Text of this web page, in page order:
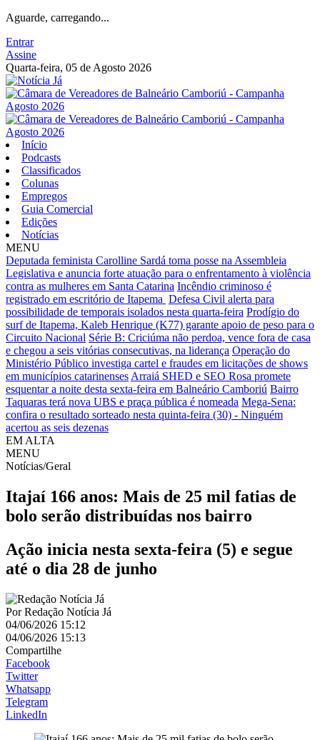
Aguarde, carregando...
Entrar
Assine
Quarta-feira, 05 de Agosto 2026
Início
Podcasts
Classificados
Colunas
Empregos
Guia Comercial
Edições
Notícias
MENU
Deputada feminista Carolline Sardá toma posse na Assembleia
Legislativa e anuncia forte atuação para o enfrentamento à violência
contra as mulheres em Santa Catarina Incêndio criminoso é
registrado em escritório de Itapema Defesa Civil alerta para
possibilidade de temporais isolados nesta quarta-feira Prodígio do
surf de Itapema, Kaleb Henrique (K77) garante apoio de peso para o
Circuito Nacional Série B: Criciúma não perdoa, vence fora de casa
e chegou a seis vitórias consecutivas, na liderança Operação do
Ministério Público investiga cartel e fraudes em licitações de shows
em municípios catarinenses Arraiá SHED e SEO Rosa promete
esquentar a noite desta sexta-feira em Balneário Camboriú Bairro
Taquaras terá nova UBS e praça pública é nomeada Mega-Sena:
confira o resultado sorteado nesta quinta-feira (30) - Ninguém
acertou as seis dezenas
EM ALTA
MENU
Notícias/Geral
Itajaí 166 anos: Mais de 25 mil fatias de
bolo serão distribuídas nos bairro
Ação inicia nesta sexta-feira (5) e segue
até o dia 28 de junho
PorRedação Notícia Já
04/06/2026 15:12
04/06/2026 15:13
Compartilhe
Facebook
Twitter
Whatsapp
Telegram
LinkedIn